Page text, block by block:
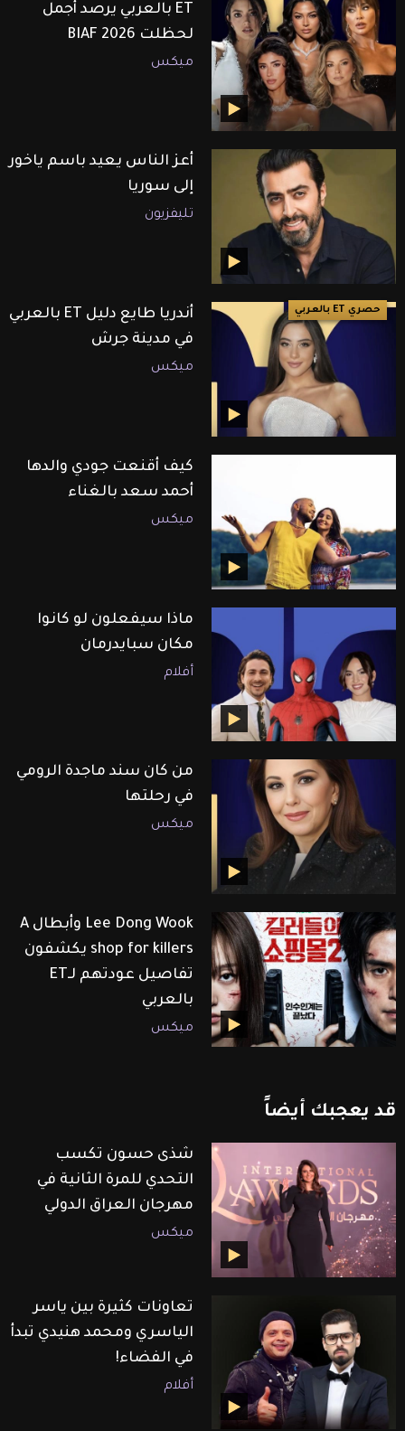
ET بالعربي يرصد أجمل
لحظلت BIAF 2026
ميكس
أعز الناس يعيد باسم ياخور
إلى سوريا
تليفزيون
حصري ET بالعربي
أندريا طايع دليل ET بالعربي
في مدينة جرش
ميكس
كيف أقنعت جودي والدها
أحمد سعد بالغناء
ميكس
ماذا سيفعلون لو كانوا
مكان سبايدرمان
أفلام
من كان سند ماجدة الرومي
في رحلتها
ميكس
Lee Dong Wook وأبطال A
shop for killers يكشفون
تفاصيل عودتهم لـET
بالعربي
ميكس
قد يعجبك أيضاً
شذى حسون تكسب
التحدي للمرة الثانية في
مهرجان العراق الدولي
ميكس
تعاونات كثيرة بين ياسر
الياسري ومحمد هنيدي تبدأ
في الفضاء!
أفلام